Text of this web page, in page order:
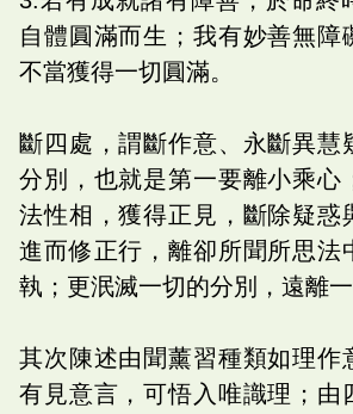
自體圓滿而生；我有妙善無障
不當獲得一切圓滿。
斷四處，謂斷作意、永斷異慧
分別，也就是第一要離小乘心
法性相，獲得正見，斷除疑惑
進而修正行，離卻所聞所思法
執；更泯滅一切的分別，遠離一
其次陳述由聞薰習種類如理作
有見意言，可悟入唯識理；由